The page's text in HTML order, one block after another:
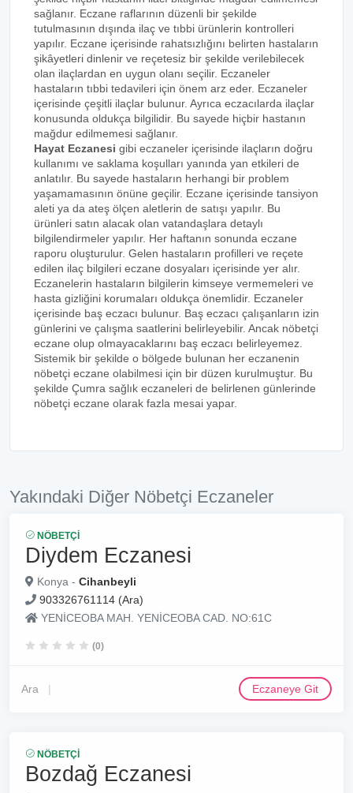
sağlanır. Eczane raflarının düzenli bir şekilde
tutulmasının dışında ilaç ve tıbbi ürünlerin kontrolleri
yapılır. Eczane içerisinde rahatsızlığını belirten hastaların
şikâyetleri dinlenir ve reçetesiz bir şekilde verilebilecek
olan ilaçlardan en uygun olanı seçilir. Eczaneler
hastaların tıbbi tedavileri için önem arz eder. Eczaneler
içerisinde çeşitli ilaçlar bulunur. Ayrıca eczacılarda ilaçlar
konusunda oldukça bilgilidir. Bu sayede hiçbir hastanın
mağdur edilmemesi sağlanır.
Hayat Eczanesi gibi eczaneler içerisinde ilaçların doğru
kullanımı ve saklama koşulları yanında yan etkileri de
anlatılır. Bu sayede hastaların herhangi bir problem
yaşamamasının önüne geçilir. Eczane içerisinde tansiyon
aleti ya da ateş ölçen aletlerin de satışı yapılır. Bu
ürünleri satın alacak olan vatandaşlara detaylı
bilgilendirmeler yapılır. Her haftanın sonunda eczane
raporu oluşturulur. Gelen hastaların profilleri ve reçete
edilen ilaç bilgileri eczane dosyaları içerisinde yer alır.
Eczanelerin hastaların bilgilerin kimseye vermemeleri ve
hasta gizliğini korumaları oldukça önemlidir. Eczaneler
içerisinde baş eczacı bulunur. Baş eczacı çalışanların izin
günlerini ve çalışma saatlerini belirleyebilir. Ancak nöbetçi
eczane olup olmayacaklarını baş eczacı belirleyemez.
Sistemik bir şekilde o bölgede bulunan her eczanenin
nöbetçi eczane olabilmesi için bir düzen kurulmuştur. Bu
şekilde Çumra sağlık eczaneleri de belirlenen günlerinde
nöbetçi eczane olarak fazla mesai yapar.
Yakındaki Diğer Nöbetçi Eczaneler
NÖBETÇI
Diydem Eczanesi
Konya - Cihanbeyli
903326761114 (Ara)
YENİCEOBA MAH. YENİCEOBA CAD. NO:61C
(0)
Ara Eczaneye Git
NÖBETÇI
Bozdağ Eczanesi